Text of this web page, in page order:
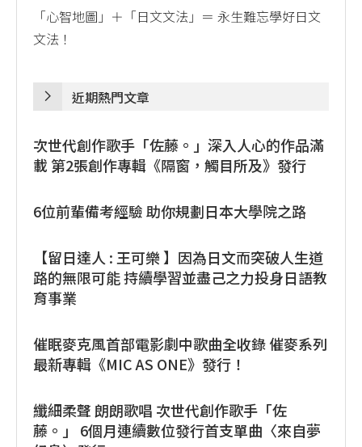
「心智地圖」＋「日文文法」＝ 永生難忘學好日文
文法！
近期熱門文章
次世代創作歌手「佐藤。」深入人心的作品滿
載 第2張創作專輯《隔窗，觸目所及》發行
6位前輩備考經驗 助你規劃日本大學院之路
【留日達人 : 王可樂 】因為日文而突破人生道
路的無限可能 持續學習並盡己之力投身日語教
育事業
催眠麥克風首部電影劇中歌曲全收錄 催麥系列
最新專輯《MIC AS ONE》發行！
纖細柔聲 朗朗歌唱 次世代創作歌手「佐
藤。」 6個月連續數位發行首支單曲〈來自夢